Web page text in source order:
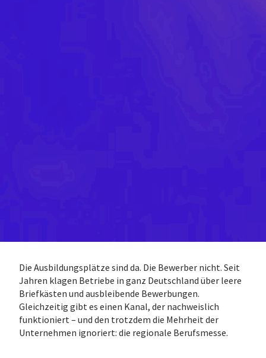
Die Ausbildungsplätze sind da. Die Bewerber nicht. Seit
Jahren klagen Betriebe in ganz Deutschland über leere
Briefkästen und ausbleibende Bewerbungen.
Gleichzeitig gibt es einen Kanal, der nachweislich
funktioniert – und den trotzdem die Mehrheit der
Unternehmen ignoriert: die regionale Berufsmesse.